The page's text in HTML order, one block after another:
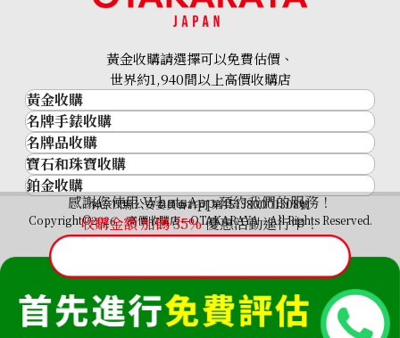
22K gold (K22) Canada Calgary Olympic gold coin
HKD 2,028.16
感謝您使用 WhatsApp 預約我們的服務！
收購金額 加碼35%優惠活動進行中！
黃金收購請選擇可以免費估價、
世界約1,940間以上高價收購店
黃金收購
黃金･金條
金條
金幣及銀幣
過去十年黃金價格
金飾
金戒指
金頸鍊
名牌手錶收購
名牌手錶收購
勞力士 (Rolex)
Patek Philippe
Audemars Piguet
Vacheron Constantin
A. Lange & Söhne
Breguet
名牌品收購
名牌品收購
HERMES
LOUIS VUITTON
CHANEL
卡地亞（Cartier）
CELINE
FENDI
Christian Dior
寶石和珠寶收購
寶石和珠寶
祖母綠
藍寶石
紅寶石
鉑金收購
神奈川縣公安委員會許可 第451380001308號
Copyright©2026 高價收購店—OTAKARAYA All Rights Reserved.